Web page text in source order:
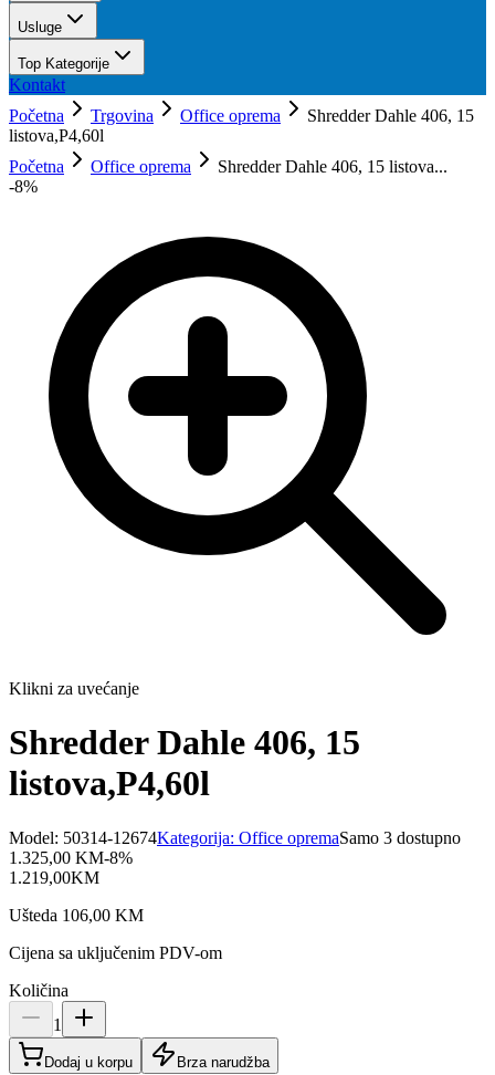
Usluge
Top Kategorije
Kontakt
Početna
Trgovina Office oprema
Shredder Dahle 406, 15
listova,P4,60l
Početna
Office oprema
Shredder Dahle 406, 15 listova...
-8%
Klikni za uvećanje
Shredder Dahle 406, 15
listova,P4,60l
Model: 50314-12674Kategorija: Office opremaSamo 3 dostupno
1.325,00 KM-8%
1.219,00KM
Ušteda 106,00 KM
Cijena sa uključenim PDV-om
Količina
1
Dodaj u korpu Brza narudžba